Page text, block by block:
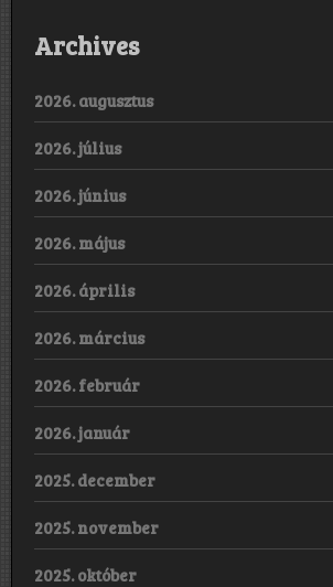
Archives
2026. augusztus
2026. július
2026. június
2026. május
2026. április
2026. március
2026. február
2026. január
2025. december
2025. november
2025. október